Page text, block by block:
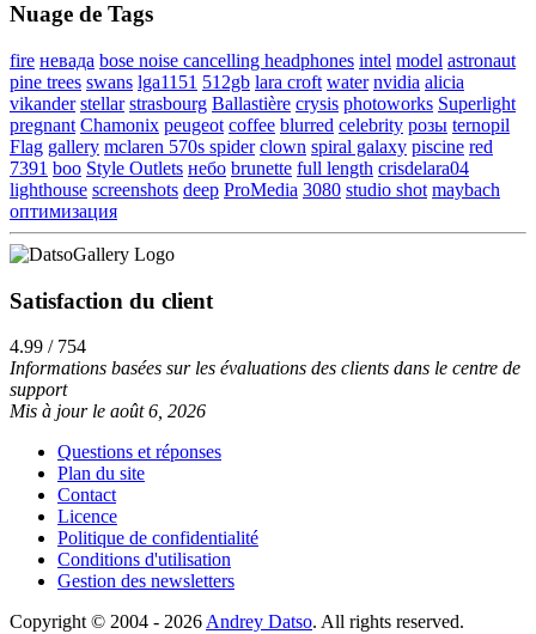
Nuage de Tags
fire невада bose noise cancelling headphones intel model astronaut
pine trees swans lga1151 512gb lara croft water nvidia alicia
vikander stellar strasbourg Ballastière crysis photoworks Superlight
pregnant Chamonix peugeot coffee blurred celebrity розы ternopil
Flag gallery mclaren 570s spider clown spiral galaxy piscine red
7391 boo Style Outlets небо brunette full length crisdelara04
lighthouse screenshots deep ProMedia 3080 studio shot maybach
оптимизация
Satisfaction du client
4.99 / 754
Informations basées sur les évaluations des clients dans le centre de
support
Mis à jour le août 6, 2026
Questions et réponses
Plan du site
Contact
Licence
Politique de confidentialité
Conditions d'utilisation
Gestion des newsletters
Copyright © 2004 - 2026Andrey Datso. All rights reserved.